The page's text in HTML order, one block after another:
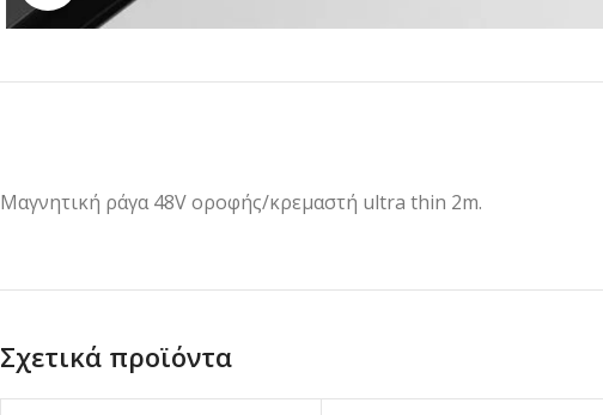
Μαγνητική ράγα 48V οροφής/κρεμαστή ultra thin 2m.
Σχετικά προϊόντα